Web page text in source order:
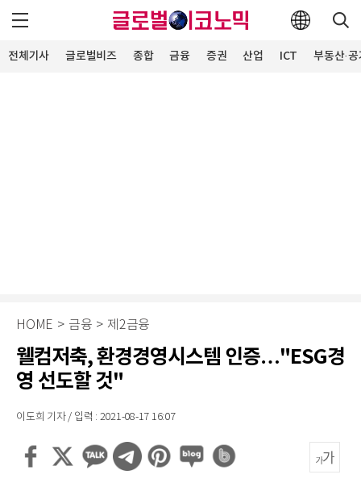
전체기사 글로벌비즈 종합 금융 증권 산업 ICT 부동산·
HOME > 금융 > 제2금융
웰컴저축, 환경경영시스템 인증…"ESG경
영 선도할 것"
이도희 기자 / 입력 : 2021-08-17 16:07